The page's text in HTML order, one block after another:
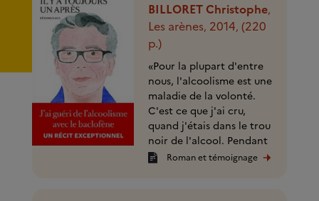
BILLORET Christophe,
Les arènes, 2014,(220
p.)
«Pour la plupart d'entre
nous, l'alcoolisme est une
maladie de la volonté.
C'est ce que j'ai cru,
quand j'étais dans le trou
noir de l'alcool. Pendant
quatre (...)
Roman et témoignage